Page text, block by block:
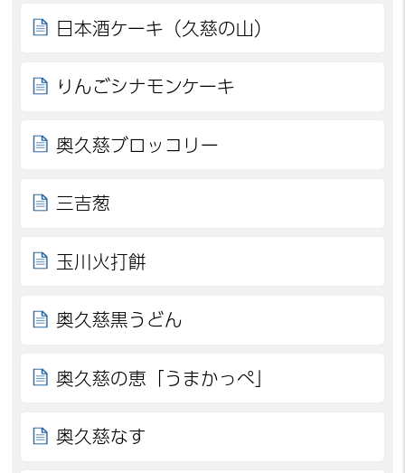
日本酒ケーキ（久慈の山）
りんごシナモンケーキ
奥久慈ブロッコリー
三吉葱
玉川火打餅
奥久慈黒うどん
奥久慈の恵「うまかっぺ」
奥久慈なす